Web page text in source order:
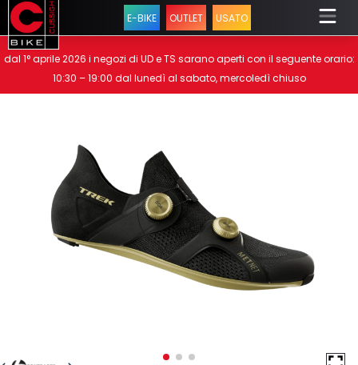
E-BIKE OUTLET USATO
dal 1° aprile 2026 i negozi di UD e TS sarano aperti con il seguente orario:
10:30 – 19:00 dal lunedì al sabato, mercoledì chiuso